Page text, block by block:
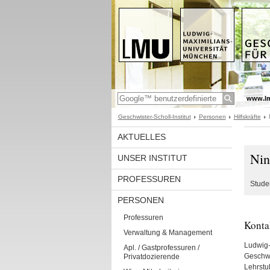
Geschwister-Scholl-Institut Personen Hilfskräfte
AKTUELLES
UNSER INSTITUT
PROFESSUREN
PERSONEN
Professuren
Verwaltung & Management
Apl. / Gastprofessuren /
Privatdozierende